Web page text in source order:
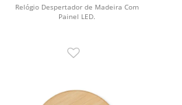
Relógio Despertador de Madeira Com
Painel LED.